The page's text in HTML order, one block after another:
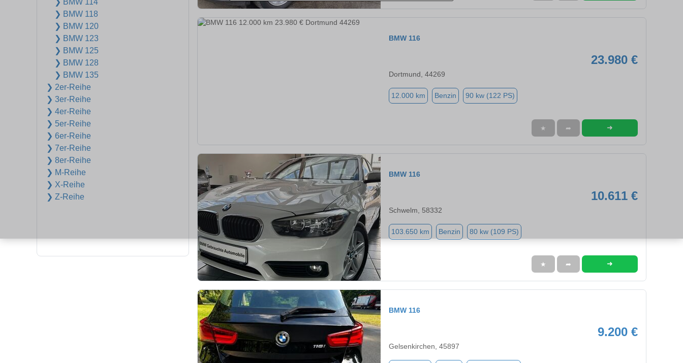
❯ BMW 114
❯ BMW 118
❯ BMW 120
❯ BMW 123
❯ BMW 125
❯ BMW 128
❯ BMW 135
❯ 2er-Reihe
❯ 3er-Reihe
❯ 4er-Reihe
❯ 5er-Reihe
❯ 6er-Reihe
❯ 7er-Reihe
❯ 8er-Reihe
❯ M-Reihe
❯ X-Reihe
❯ Z-Reihe
BMW 116
23.980 €
Dortmund, 44269
12.000 km Benzin 90 kw (122 PS)
★ ➦ ➜
BMW 116
10.611 €
Schwelm, 58332
103.650 km Benzin 80 kw (109 PS)
★ ➦ ➜
BMW 116
9.200 €
Gelsenkirchen, 45897